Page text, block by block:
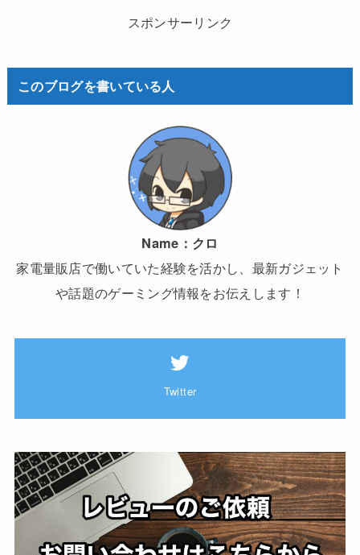
スポンサーリンク
このブログを書いている人
Name： クロ
家電量販店で働いていた経験を活かし、最新ガジェット
や話題のゲーミング情報をお伝えします！
Twitter